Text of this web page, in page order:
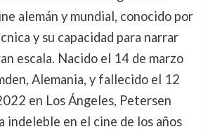
alemán y mundial, conocido por
y su capacidad para narrar
escala. Nacido el 14 de marzo
Alemania, y fallecido el 12
en Los Ángeles, Petersen
indeleble en el cine de los años